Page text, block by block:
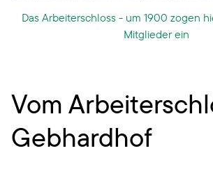
Das Arbeiterschloss - um 1900 zogen
Mitglieder ein
Vom
Gebhardhof